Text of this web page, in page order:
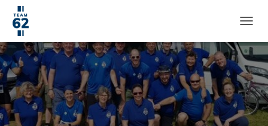
O
G
G
L
E
N
A
V